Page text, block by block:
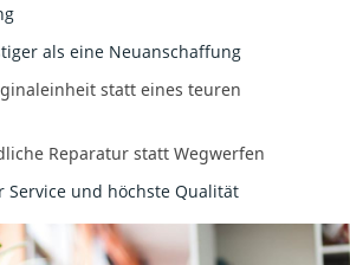
als eine Neuanschaffung
statt eines teuren
Reparatur statt Wegwerfen
Service und höchste Qualität